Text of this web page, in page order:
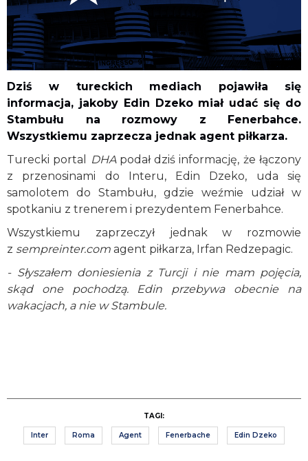
Dziś w tureckich mediach pojawiła się
informacja, jakoby Edin Dzeko miał udać się do
Stambułu na rozmowy z Fenerbahce.
Wszystkiemu zaprzecza jednak agent piłkarza.
Turecki portal
DHA podał dziś informację, że łączony
z przenosinami do Interu, Edin Dzeko, uda się
samolotem do Stambułu, gdzie weźmie udział w
spotkaniu z trenerem i prezydentem Fenerbahce.
Wszystkiemu zaprzeczył jednak w rozmowie
z sempreinter.com agent piłkarza, Irfan Redzepagic.
- Słyszałem doniesienia z Turcji i nie mam pojęcia,
skąd one pochodzą. Edin przebywa obecnie na
wakacjach, a nie w Stambule.
TAGI:
Inter Roma Agent Fenerbache Edin Dzeko